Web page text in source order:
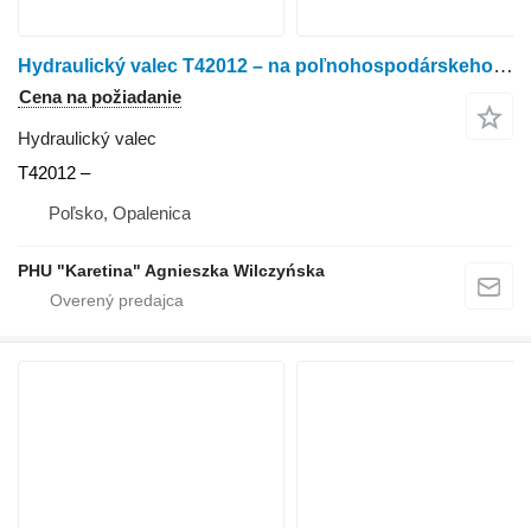
Hydraulický valec T42012 – na poľnohospodárskeho nakladača Manitou 626
Cena na požiadanie
Hydraulický valec
T42012 –
Poľsko, Opalenica
PHU "Karetina" Agnieszka Wilczyńska